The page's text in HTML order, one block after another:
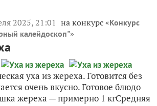
2025, 21:01 на конкурс «Конкурс
калейдоскоп"»
уха из жереха. Готовится без
очень вкусно. Готовое блюдо
жереха — примерно 1 кгСредняя